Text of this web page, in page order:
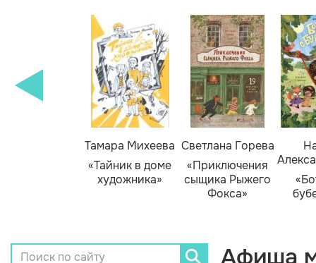
Тамара Михеева
«Тайник в доме
художника»
Светлана Горева
«Приключения
сыщика Рыжего
Фокса»
Афиша